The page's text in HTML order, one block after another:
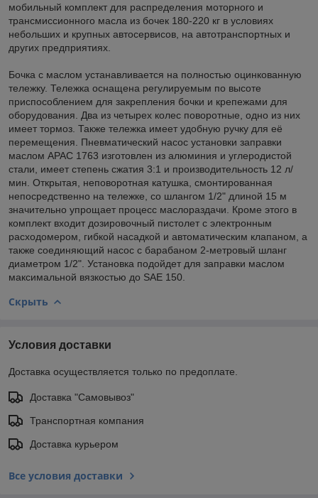
мобильный комплект для распределения моторного и
трансмиссионного масла из бочек 180-220 кг в условиях
небольших и крупных автосервисов, на автотранспортных и
других предприятиях.
Бочка с маслом устанавливается на полностью оцинкованную
тележку. Тележка оснащена регулируемым по высоте
приспособлением для закрепления бочки и крепежами для
оборудования. Два из четырех колес поворотные, одно из них
имеет тормоз. Также тележка имеет удобную ручку для её
перемещения. Пневматический насос установки заправки
маслом APAC 1763 изготовлен из алюминия и углеродистой
стали, имеет степень сжатия 3:1 и производительность 12 л/
мин. Открытая, неповоротная катушка, смонтированная
непосредственно на тележке, со шлангом 1/2" длиной 15 м
значительно упрощает процесс маслораздачи. Кроме этого в
комплект входит дозировочный пистолет с электронным
расходомером, гибкой насадкой и автоматическим клапаном, а
также соединяющий насос с барабаном 2-метровый шланг
диаметром 1/2". Установка подойдет для заправки маслом
максимальной вязкостью до SAE 150.
Скрыть
Условия доставки
Доставка осуществляется только по предоплате.
Доставка "Самовывоз"
Транспортная компания
Доставка курьером
Все условия доставки